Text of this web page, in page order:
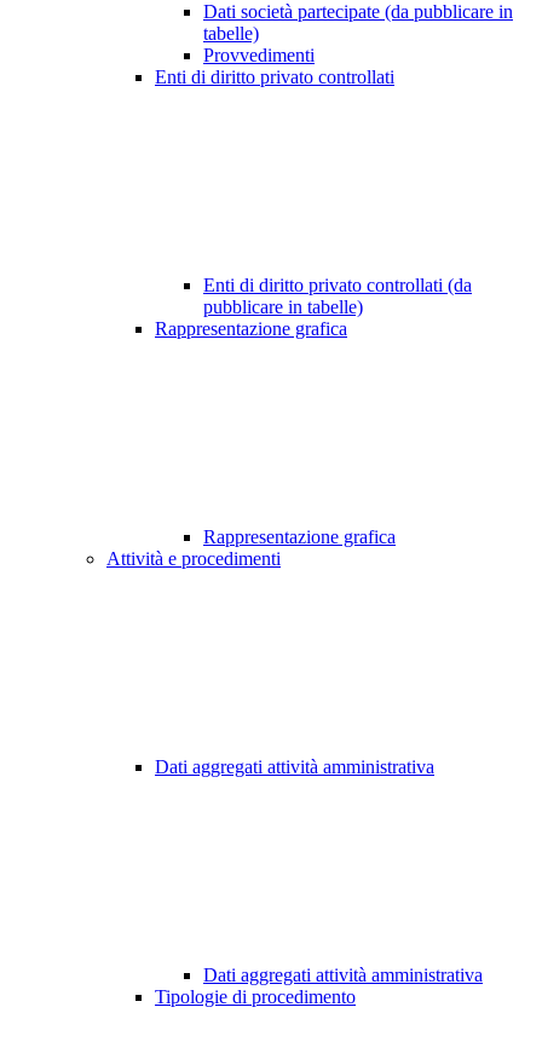
Dati società partecipate (da pubblicare in
tabelle)
Provvedimenti
Enti di diritto privato controllati
Enti di diritto privato controllati (da
pubblicare in tabelle)
Rappresentazione grafica
Rappresentazione grafica
Attività e procedimenti
Dati aggregati attività amministrativa
Dati aggregati attività amministrativa
Tipologie di procedimento